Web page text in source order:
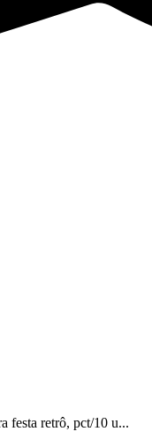
festa retrô, pct/10 u...